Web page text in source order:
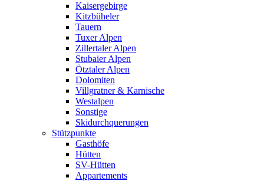
Kaisergebirge
Kitzbüheler
Tauern
Tuxer Alpen
Zillertaler Alpen
Stubaier Alpen
Ötztaler Alpen
Dolomiten
Villgratner & Karnische
Westalpen
Sonstige
Skidurchquerungen
Stützpunkte
Gasthöfe
Hütten
SV-Hütten
Appartements